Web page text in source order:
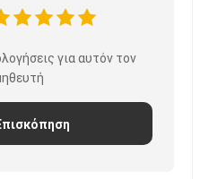
για αυτόν τον